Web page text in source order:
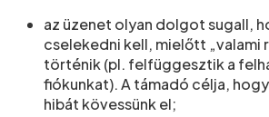
az üzenet olyan dolgot sugall,
cselekedni kell, mielőtt „valami
történik (pl. felfüggesztik a
fiókunkat). A támadó célja,
hibát kövessünk el;